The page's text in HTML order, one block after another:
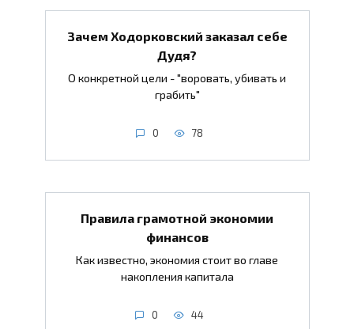
Зачем Ходорковский заказал себе
Дудя?
О конкретной цели - "воровать, убивать и
грабить"
0 78
Правила грамотной экономии
финансов
Как известно, экономия стоит во главе
накопления капитала
0 44